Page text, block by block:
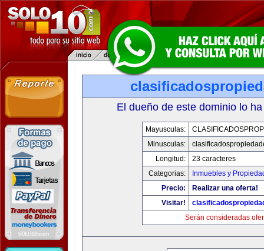
El dueño de este dominio lo
Mayusculas:
Minusculas:
Longitud:
23 caracteres
Categorias:
Inmuebles y
Precio:
Realizar una oferta!
Visitar!
Serán consideradas